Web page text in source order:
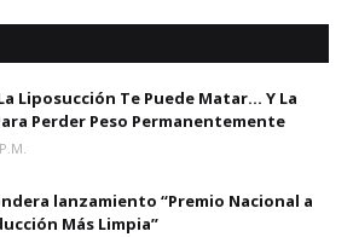
Liposucción Te Puede Matar… Y La
Perder Peso Permanentemente
lanzamiento “Premio Nacional a
Más Limpia”